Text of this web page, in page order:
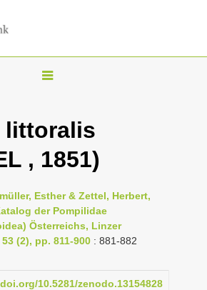
T
g
l
n
a
g
littoralis
, 1851)
Esther & Zettel, Herbert,
der Pompilidae
Österreichs, Linzer
(2), pp. 811-900 : 881-882
10.5281/zenodo.13154828